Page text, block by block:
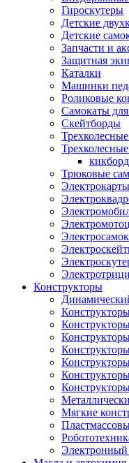
Гироскутеры
Детские
Детские
Запчасти и
Защитная
Каталки
Машинки
Роликовые
Самокаты
Скейтборды
Трюковые
Электрокарты
Конструкторы
Мягкие
Электронный